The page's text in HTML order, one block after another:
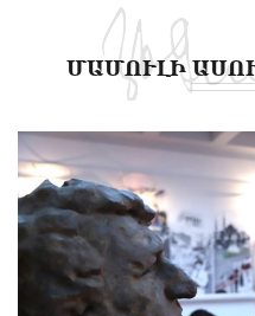
ՄԱՄՈՒԼԻ